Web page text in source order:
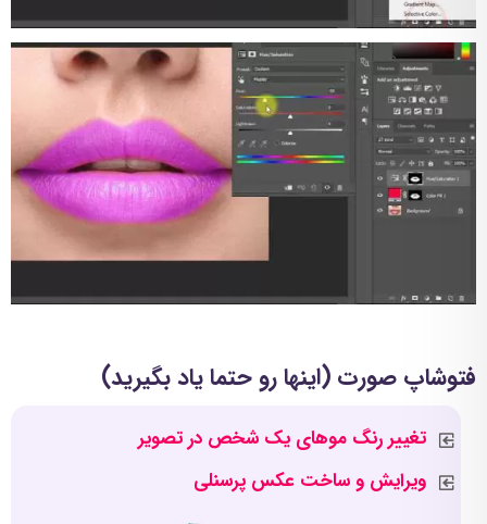
فتوشاپ صورت (اینها رو حتما یاد بگیرید)
تغییر رنگ موهای یک شخص در تصویر
ویرایش و ساخت عکس پرسنلی